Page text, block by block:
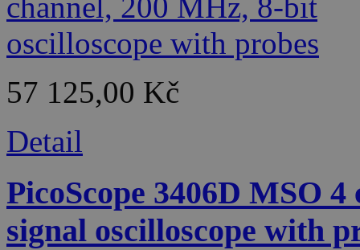
57 125,00 Kč
Detail
PicoScope 3406D MSO
signal oscilloscope with